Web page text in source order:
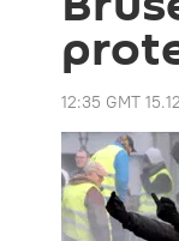
12:35 GMT